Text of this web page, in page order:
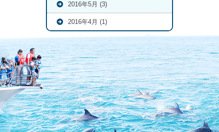
2016年5月 (3)
2016年4月 (1)